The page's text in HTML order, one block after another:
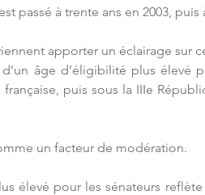
passé à trente ans en 2003, puis
apporter un éclairage sur
d’un âge d’éligibilité plus élevé
française, puis sous la IIIe
un facteur de modération.
élevé pour les sénateurs